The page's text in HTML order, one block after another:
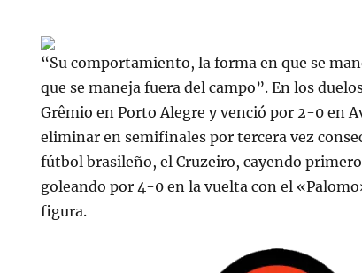
“Su comportamiento, la forma en que se
que se maneja fuera del campo”. En los
Grêmio en Porto Alegre y venció por 2-0 en
eliminar en semifinales por tercera vez
fútbol brasileño, el Cruzeiro, cayendo
goleando por 4-0 en la vuelta con el
figura.